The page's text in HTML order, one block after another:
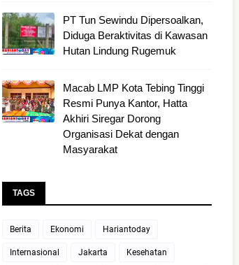
PT Tun Sewindu Dipersoalkan,
Diduga Beraktivitas di Kawasan
Hutan Lindung Rugemuk
Macab LMP Kota Tebing Tinggi
Resmi Punya Kantor, Hatta
Akhiri Siregar Dorong
Organisasi Dekat dengan
Masyarakat
TAGS
Berita Ekonomi Hariantoday
Internasional Jakarta Kesehatan